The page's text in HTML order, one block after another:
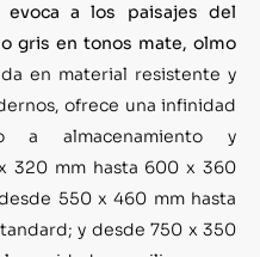
a los paisajes del
gris en tonos mate, olmo
en material resistente y
ofrece una infinidad
a almacenamiento y
320 mm hasta 600 x 360
550 x 460 mm hasta
y desde 750 x 350